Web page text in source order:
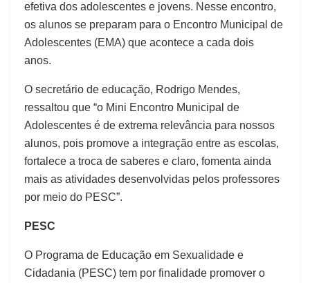
efetiva dos adolescentes e jovens. Nesse encontro,
os alunos se preparam para o Encontro Municipal de
Adolescentes (EMA) que acontece a cada dois
anos.
O secretário de educação, Rodrigo Mendes,
ressaltou que “o Mini Encontro Municipal de
Adolescentes é de extrema relevância para nossos
alunos, pois promove a integração entre as escolas,
fortalece a troca de saberes e claro, fomenta ainda
mais as atividades desenvolvidas pelos professores
por meio do PESC”.
PESC
O Programa de Educação em Sexualidade e
Cidadania (PESC) tem por finalidade promover o